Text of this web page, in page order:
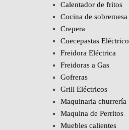
Calentador de fritos
Cocina de sobremesa
Crepera
Cuecepastas Eléctrico
Freidora Eléctrica
Freidoras a Gas
Gofreras
Grill Eléctricos
Maquinaria churrería
Maquina de Perritos
Muebles calientes